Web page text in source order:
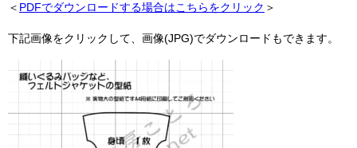
＜ PDFでダウンロードする場合はこちらをクリック ＞
下記画像をクリックして、画像(JPG)でダウンロードもできます。